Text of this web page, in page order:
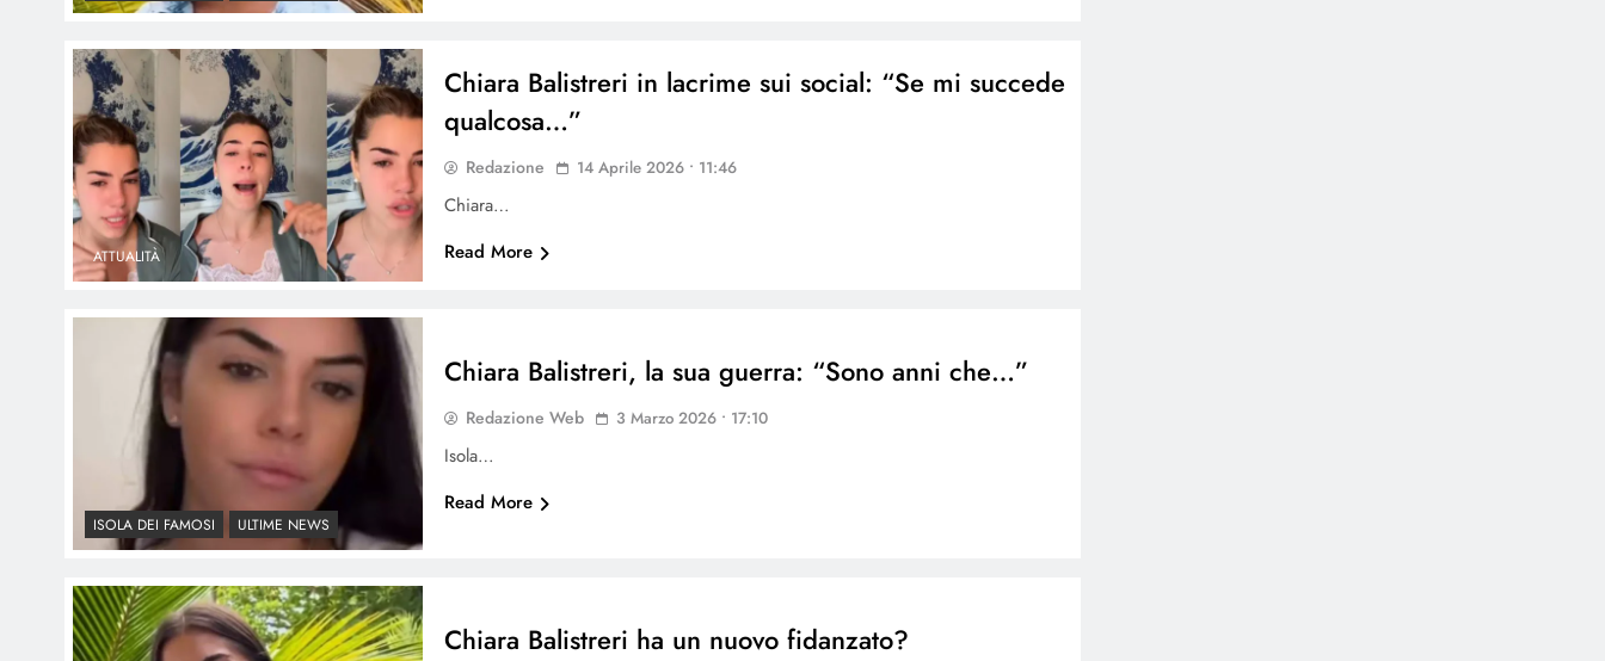
ATTUALITÀ
Chiara Balistreri in lacrime sui social: “Se mi succede
qualcosa…”
Redazione 14 Aprile 2026 • 11:46
Chiara…
Read More
ISOLA DEI FAMOSI ULTIME NEWS
Chiara Balistreri, la sua guerra: “Sono anni che…”
Redazione Web 3 Marzo 2026 • 17:10
Isola…
Read More
Chiara Balistreri ha un nuovo fidanzato?